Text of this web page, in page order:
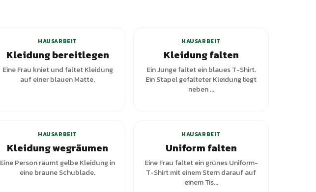
HAUSARBEIT
Kleidung bereitlegen
Eine Frau kniet und faltet Kleidung
auf einer blauen Matte.
HAUSARBEIT
Kleidung falten
Ein Junge faltet ein blaues T-Shirt.
Ein Stapel gefalteter Kleidung liegt
neben ...
HAUSARBEIT
Kleidung wegräumen
Eine Person räumt gelbe Kleidung in
eine braune Schublade.
HAUSARBEIT
Uniform falten
Eine Frau faltet ein grünes Uniform-
T-Shirt mit einem Stern darauf auf
einem Tis...